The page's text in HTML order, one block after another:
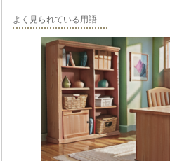
よく見られている用語